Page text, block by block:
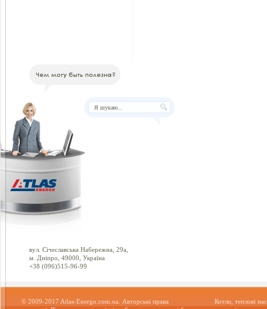
© 2009-2017 Atlas-Energo.com.ua. Авторські права
Котли, теплові
вул. Січеславська Набережна, 29а,
м. Дніпро, 49000, Україна
+38 (096)515-96-99